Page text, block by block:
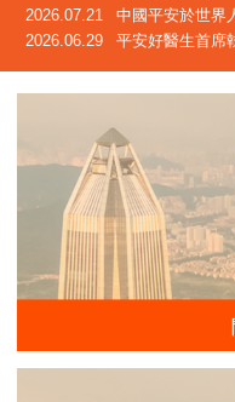
2026.07.21
中國平安於世界人
2026.06.29
平安好醫生首席執行官何明